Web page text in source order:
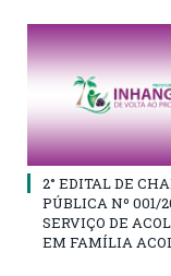
2° EDITAL DE
PÚBLICA Nº 001/
SERVIÇO DE
EM FAMÍLIA